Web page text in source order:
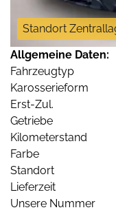
Standort
Allgemeine Daten:
Fahrzeugtyp
Karosserieform
Erst-Zul.
Getriebe
Kilometerstand
Farbe
Standort
Lieferzeit
Unsere Nummer